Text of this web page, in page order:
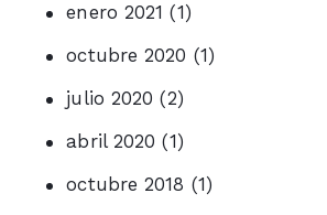
enero 2021 (1)
octubre 2020 (1)
julio 2020 (2)
abril 2020 (1)
octubre 2018 (1)